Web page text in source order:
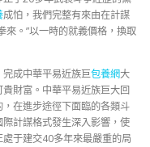
成怕，我們完整有來由在計謀
來。”以一時的就義價格，換取
成中華平易近族巨包養網大
財富。中華平易近族巨大回
，在進步途徑下面臨的各類斗
計謀格式發生深入影響，使
于建交40多年來最嚴重的局